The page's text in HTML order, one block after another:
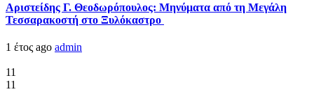
Αριστείδης Γ. Θεοδωρόπουλος: Μηνύματα από τη Μεγάλη
Τεσσαρακοστή στο Ξυλόκαστρο
1 έτος ago admin
11
11